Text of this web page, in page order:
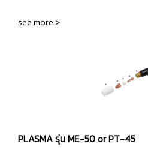
see more >
PLASMA รุ่น ME-50 or PT-45